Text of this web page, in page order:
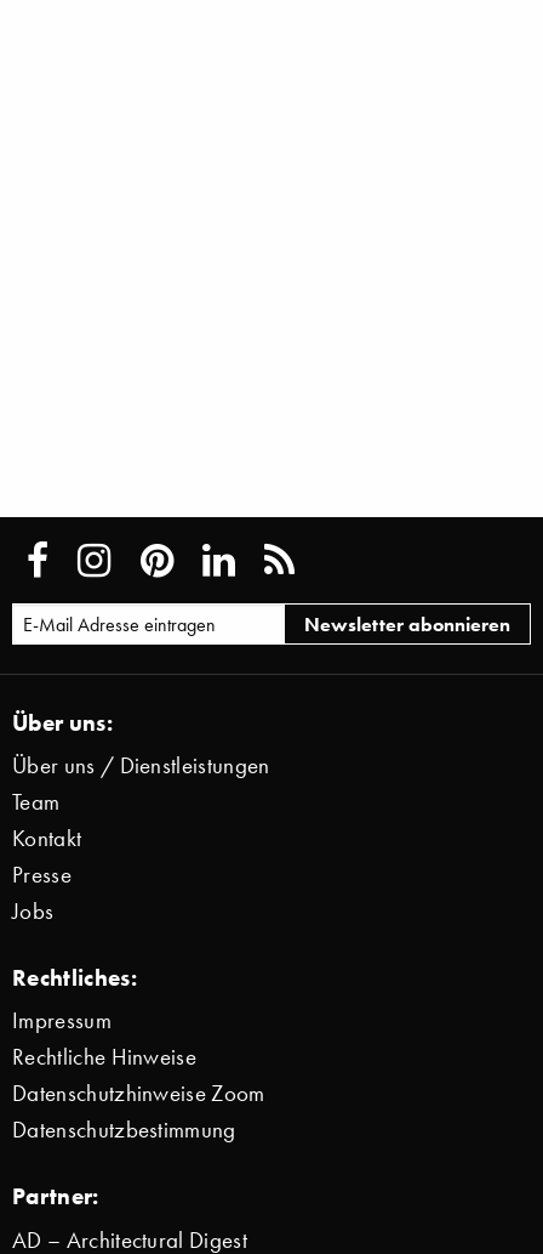
Über uns:
Über uns / Dienstleistungen
Team
Kontakt
Presse
Jobs
Rechtliches:
Impressum
Rechtliche Hinweise
Datenschutzhinweise Zoom
Datenschutzbestimmung
Partner:
AD – Architectural Digest